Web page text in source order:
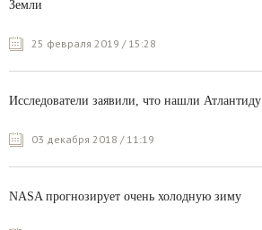
Земли
25 февраля 2019 / 15:28
Исследователи заявили, что нашли Атлантиду
03 декабря 2018 / 11:19
NASA прогнозирует очень холодную зиму